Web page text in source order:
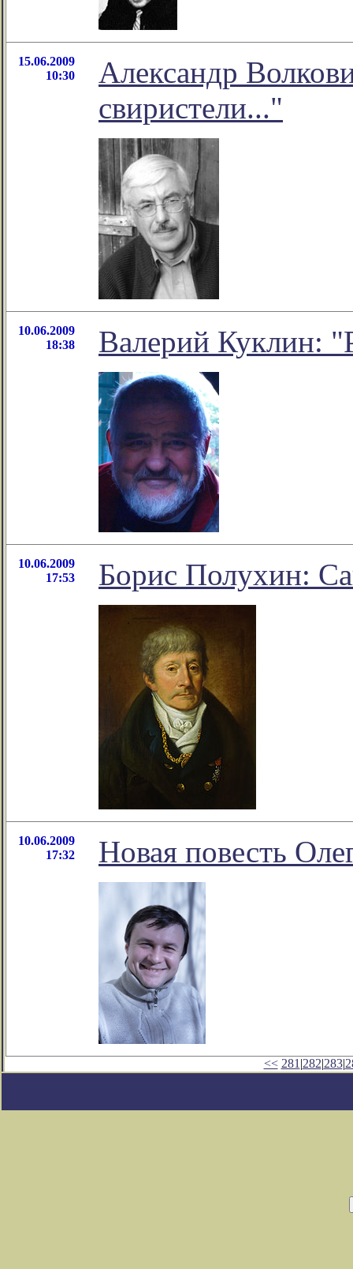
15.06.2009
10:30
Александр
свиристели..."
10.06.2009
18:38
Валерий Куклин:
10.06.2009
17:53
Борис Полухин:
10.06.2009
17:32
Новая повесть
<< 281 |282|283|